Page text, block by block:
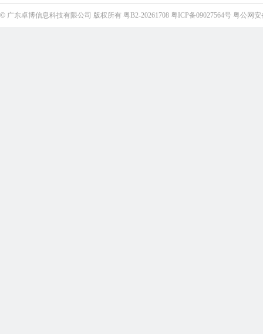
© 广东卓博信息科技有限公司 版权所有 粤B2-20261708 粤ICP备09027564号 粤公网安